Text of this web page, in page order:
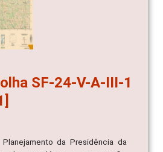
SF-24-V-A-III-1
da Presidência da